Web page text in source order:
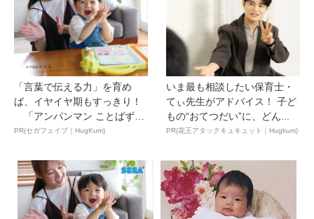
「言葉で伝える力」を育め
ば、イヤイヤ期もすっきり！
「アンパンマン ことばずか
ん...
PR(セガフェイブ｜HugKum)
いま最も相談したい保育士・
てぃ先生がアドバイス！ 子ど
もの“おてつだい”に、どん...
PR(花王アタックキュキュット｜Hugkum)